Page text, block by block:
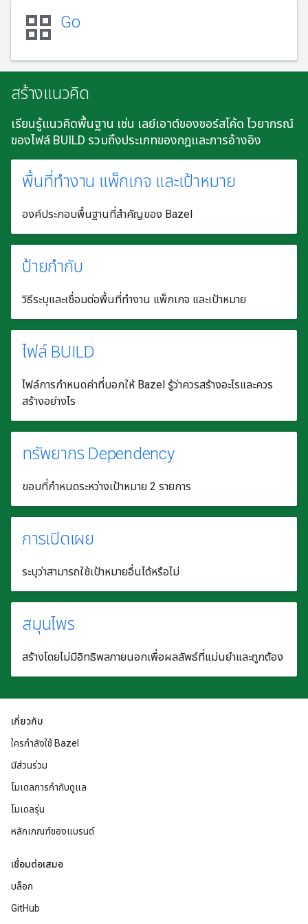
grid_view Go
สร้างแนวคิด
เรียนรู้แนวคิดพื้นฐาน เช่น เลย์เอาต์ของซอร์สโค้ด ไวยากรณ์
ของไฟล์ BUILD รวมถึงประเภทของกฎและการอ้างอิง
พื้นที่ทํางาน แพ็กเกจ และเป้าหมาย
องค์ประกอบพื้นฐานที่สำคัญของ Bazel
ป้ายกำกับ
วิธีระบุและเชื่อมต่อพื้นที่ทำงาน แพ็กเกจ และเป้าหมาย
ไฟล์ BUILD
ไฟล์การกำหนดค่าที่บอกให้ Bazel รู้ว่าควรสร้างอะไรและควร
สร้างอย่างไร
ทรัพยากร Dependency
ขอบที่กำหนดระหว่างเป้าหมาย 2 รายการ
การเปิดเผย
ระบุว่าสามารถใช้เป้าหมายอื่นได้หรือไม่
สมุนไพร
สร้างโดยไม่มีอิทธิพลภายนอกเพื่อผลลัพธ์ที่แม่นยำและถูกต้อง
เกี่ยวกับ
ใครกำลังใช้ Bazel
มีส่วนร่วม
โมเดลการกำกับดูแล
โมเดลรุ่น
หลักเกณฑ์ของแบรนด์
เชื่อมต่อเสมอ
บล็อก
GitHub